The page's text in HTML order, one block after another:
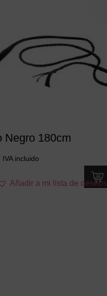
Negro 180cm
IVA incluido
Añadir a mi lista de deseos